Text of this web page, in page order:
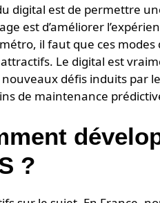
digital est de permettre
est d’améliorer
il faut que ces
attractifs. Le digital est
nouveaux défis induits par
de maintenance
?